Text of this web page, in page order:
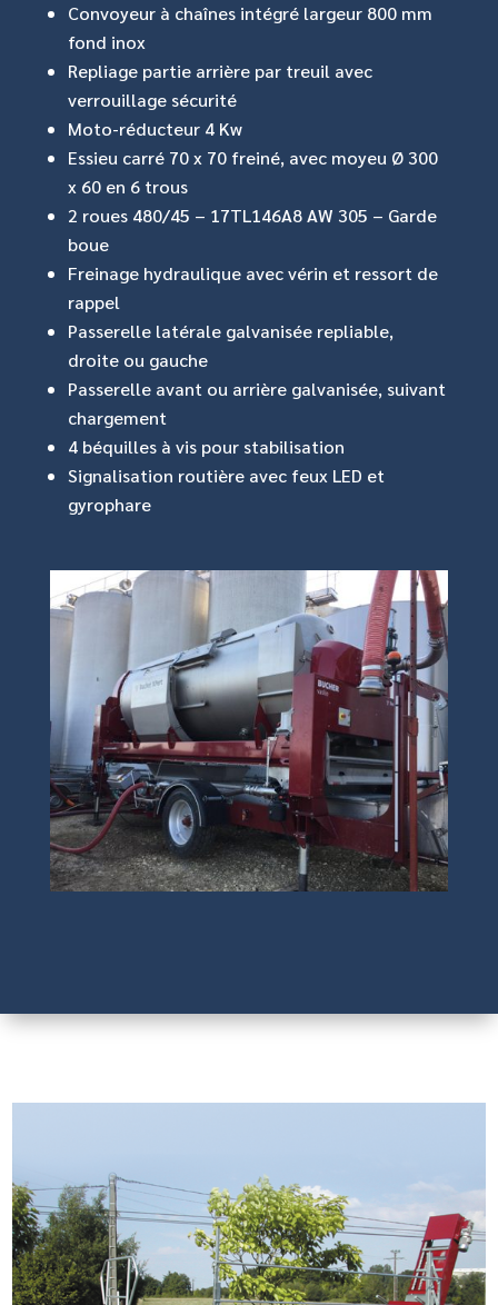
Convoyeur à chaînes intégré largeur 800 mm
fond inox
Repliage partie arrière par treuil avec
verrouillage sécurité
Moto-réducteur 4 Kw
Essieu carré 70 x 70 freiné, avec moyeu Ø 300
x 60 en 6 trous
2 roues 480/45 – 17TL146A8 AW 305 – Garde
boue
Freinage hydraulique avec vérin et ressort de
rappel
Passerelle latérale galvanisée repliable,
droite ou gauche
Passerelle avant ou arrière galvanisée, suivant
chargement
4 béquilles à vis pour stabilisation
Signalisation routière avec feux LED et
gyrophare